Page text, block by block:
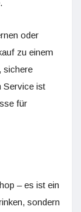
oder
zu einem
sichere
Service ist
für
– es ist ein
sondern